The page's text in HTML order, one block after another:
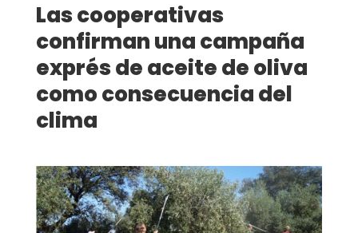
Las cooperativas
confirman una campaña
exprés de aceite de oliva
como consecuencia del
clima